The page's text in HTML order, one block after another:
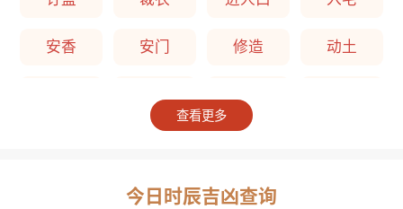
安香 安门 修造 动土
平治道涂 造桥
查看更多
今日时辰吉凶查询